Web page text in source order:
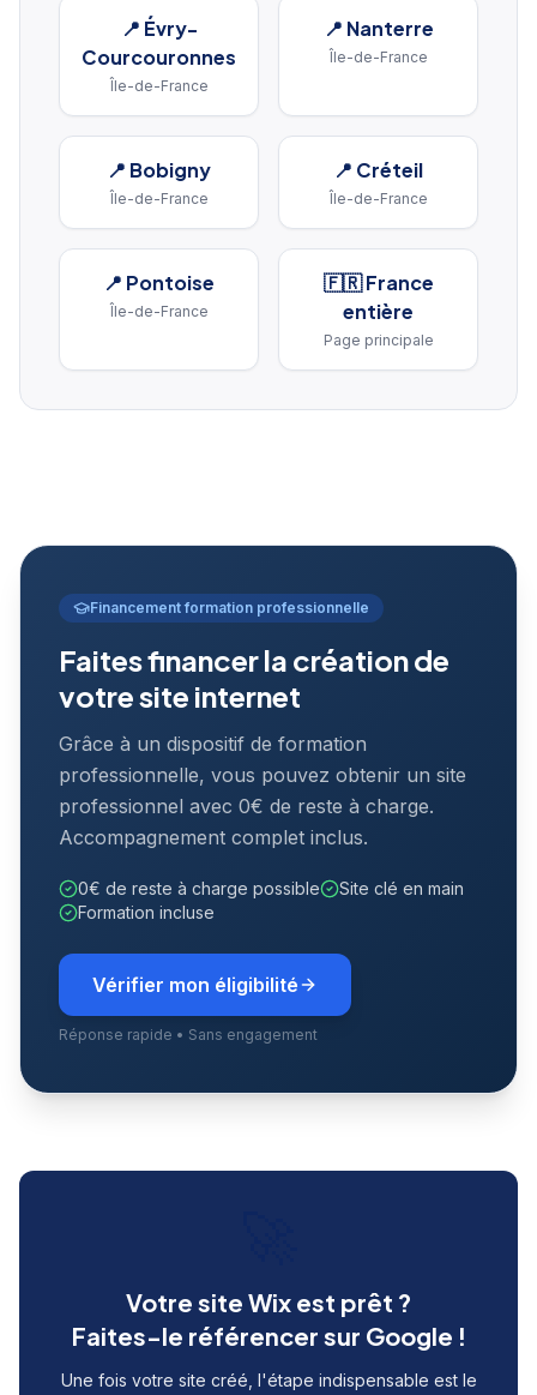
📍 Évry-
Courcouronnes
Île-de-France
📍 Nanterre
Île-de-France
📍 Bobigny
Île-de-France
📍 Créteil
Île-de-France
📍 Pontoise
Île-de-France
🇫🇷 France
entière
Page principale
Financement formation professionnelle
Faites financer la création de
votre site internet
Grâce à un dispositif de formation
professionnelle, vous pouvez obtenir un site
professionnel avec 0€ de reste à charge.
Accompagnement complet inclus.
0€ de reste à charge possible
Site clé en main
Formation incluse
Vérifier mon éligibilité
Réponse rapide • Sans engagement
Votre site Wix est prêt ?
Faites-le référencer sur Google !
Une fois votre site créé, l'étape indispensable est le